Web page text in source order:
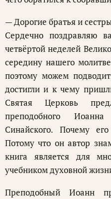
— Дорогие братья и
Сердечно поздравляю
четвёртой неделей
середину нашего
поэтому можем
достигли и к чему
Святая Церковь
преподобного
Синайского. Почему
Потому что он автор
книга является для
учебником духовной
Преподобный Иоанн